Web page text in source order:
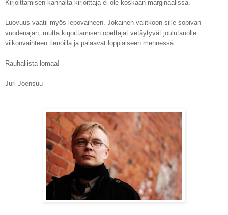
Kirjoittamisen kannalta kirjoittaja ei ole koskaan marginaalissa.
Luovuus vaatii myös lepovaiheen. Jokainen valitkoon sille sopivan
vuodenajan, mutta kirjoittamisen opettajat vetäytyvät joulutauolle
viikonvaihteen tienoilla ja palaavat loppiaiseen mennessä.
Rauhallista lomaa!
Juri Joensuu